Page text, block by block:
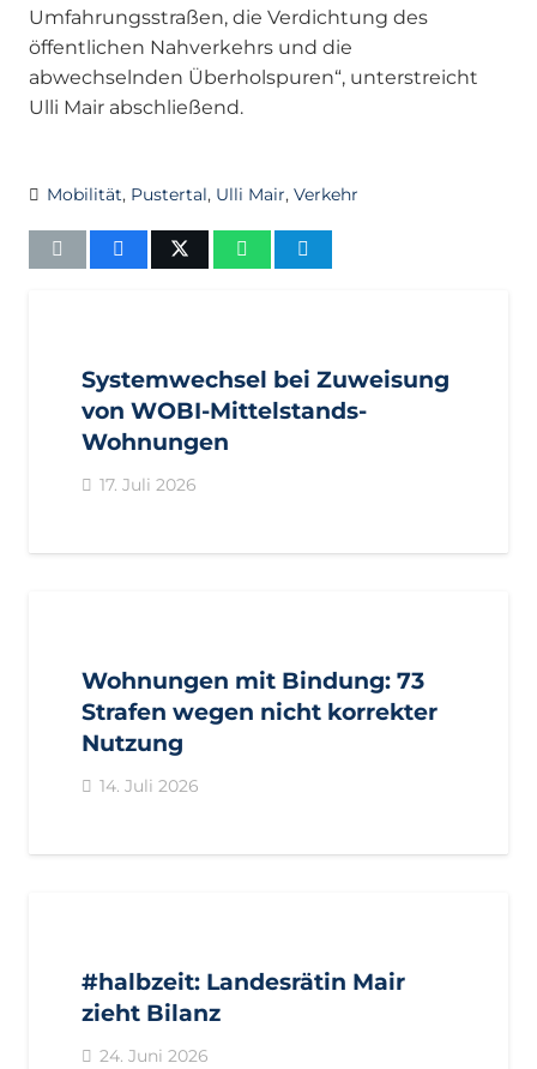
Umfahrungsstraßen, die Verdichtung des
öffentlichen Nahverkehrs und die
abwechselnden Überholspuren“, unterstreicht
Ulli Mair abschließend.
Mobilität, Pustertal, Ulli Mair, Verkehr
Systemwechsel bei Zuweisung
von WOBI-Mittelstands-
Wohnungen
17. Juli 2026
Wohnungen mit Bindung: 73
Strafen wegen nicht korrekter
Nutzung
14. Juli 2026
#halbzeit: Landesrätin Mair
zieht Bilanz
24. Juni 2026